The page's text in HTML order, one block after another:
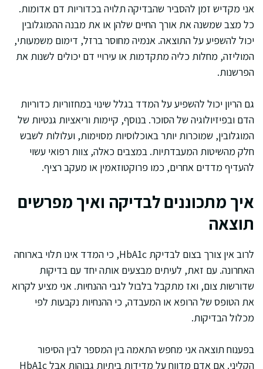
אני מקדיש זמן להסביר שהבדיקה תלויה בכדוריות דם אדומות.
כל מצב שמשנה את אורך החיים שלהן או את מבנה ההמוגלובין
יכול להשפיע על התוצאה. אנמיה מחוסר ברזל, דימום משמעותי,
המוליזה, מחלות כליה מתקדמות או עירויי דם יכולים לשנות את
הפרשנות.
גם הריון יכול להשפיע על המדד בגלל שינוי במחזוריות כדוריות
הדם ובפיזיולוגיה של הסוכר. בנוסף, קיימות וריאציות גנטיות של
המוגלובין, שמוכרות יותר באוכלוסיות מסוימות, ועלולות לשבש
חלק מהשיטות המעבדתיות. במצבים כאלה, צוות רפואי עשוי
להעדיף מדדים אחרים, כמו פרוקטוזאמין או מעקב רציף.
איך מתכוננים לבדיקה ואיך מפרשים
תוצאה
לרוב אין צורך בצום לבדיקת HbA1c, כי המדד אינו תלוי בארוחה
האחרונה. עם זאת, לעיתים מבצעים אותה יחד עם בדיקות
שדורשות צום, ואז מתקבל בלבול לגבי ההנחיות. אני מציע לקרוא
את הטופס של הרופא או המעבדה, כי ההנחיות נקבעות לפי
מכלול הבדיקות.
בפענוח תוצאה אני מחפש התאמה בין המספר לבין הסיפור
הקליני. אם אדם מדווח על מדידות ביתיות גבוהות אבל HbA1c